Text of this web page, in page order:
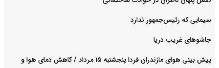
سیمایی که رئیس‌جمهور ندارد
جاشوهای غریب دریا
پیش بینی هوای مازندران فردا پنجشنبه ۱۵ مرداد / کاهش دمای هوا و